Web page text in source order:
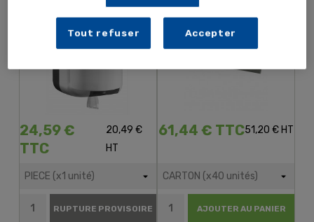
Dévidage Central En...
24,59 €
TTC
20,49 €
HT
RUPTURE PROVISOIRE
61,44 € TTC51,20 € HT
AJOUTER AU PANIER
Tout refuser Accepter